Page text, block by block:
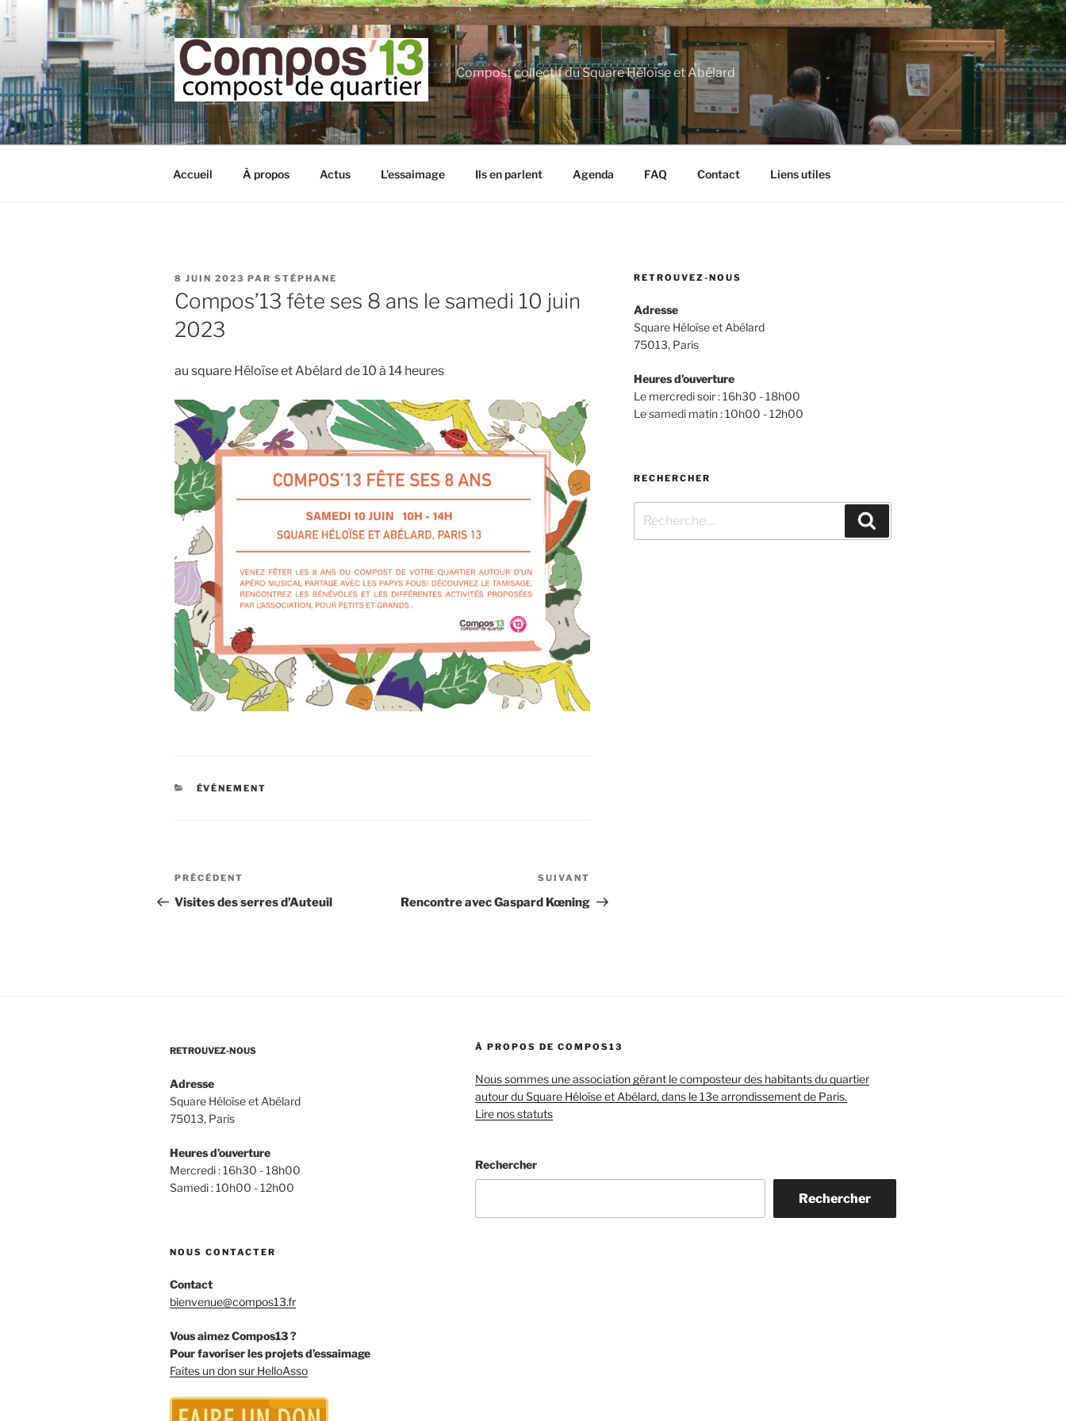
Aller
au
contenu
principal
Compost collectif du Square Héloïse et Abélard
Accueil À propos Actus L’essaimage Ils en parlent Agenda FAQ Contact Liens utiles
PUBLIÉ
LE
8 JUIN 2023 PAR STÉPHANE
Compos’13 fête ses 8 ans le samedi 10 juin
2023
au square Héloïse et Abélard de 10 à 14 heures
CATÉGORIES
ÉVÉNEMENT
Navigation
de
Article
précédent
PRÉCÉDENT
Visites des serres d’Auteuil
suivant
SUIVANT
Rencontre avec Gaspard Kœning
RETROUVEZ-NOUS
Adresse
Square Héloïse et Abélard
75013, Paris
Heures d’ouverture
Le mercredi soir : 16h30 - 18h00
Le samedi matin : 10h00 - 12h00
RECHERCHER
pour
:
RETROUVEZ-NOUS
Adresse
Square Héloïse et Abélard
75013, Paris
Heures d’ouverture
Mercredi : 16h30 - 18h00
Samedi : 10h00 - 12h00
NOUS CONTACTER
Contact
bienvenue@compos13.fr
Vous aimez Compos13 ?
Pour favoriser les projets d’essaimage
Faites un don sur HelloAsso
À PROPOS DE COMPOS13
Nous sommes une association gérant le composteur des habitants du quartier
autour du Square Héloïse et Abélard, dans le 13e arrondissement de Paris.
Lire nos statuts
Rechercher
Rechercher